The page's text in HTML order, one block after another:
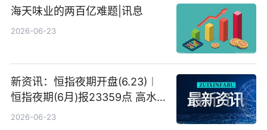
海天味业的两百亿难题|讯息
2026-06-23
新资讯：恒指夜期开盘(6.23)︱
恒指夜期(6月)报23359点 高水
23点
2026-06-23